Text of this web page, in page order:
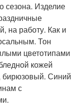
сезона. Изделие
на работу. Как и
Тон
цветотипами
кожей
бирюзовый. Синий
с